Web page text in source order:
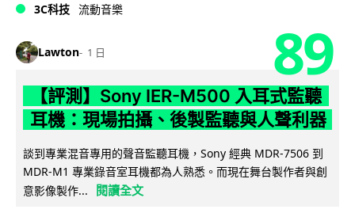
3C科技 流動音樂
Lawton 1 日 89
【評測】Sony IER-M500 入耳式監聽
耳機：現場拍攝、後製監聽與人聲利器
談到專業混音專用的聲音監聽耳機，Sony 經典 MDR-7506 到
MDR-M1 專業錄音室耳機都為人熟悉。而現在舞台製作者與創
意影像製作...
閱讀全文